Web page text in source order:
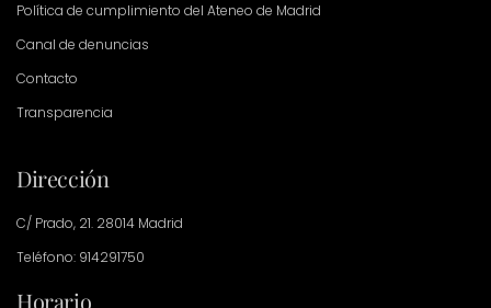
Política de cumplimiento del Ateneo de Madrid
Canal de denuncias
Contacto
Transparencia
Dirección
C/ Prado, 21. 28014 Madrid
Teléfono: 914291750
Horario